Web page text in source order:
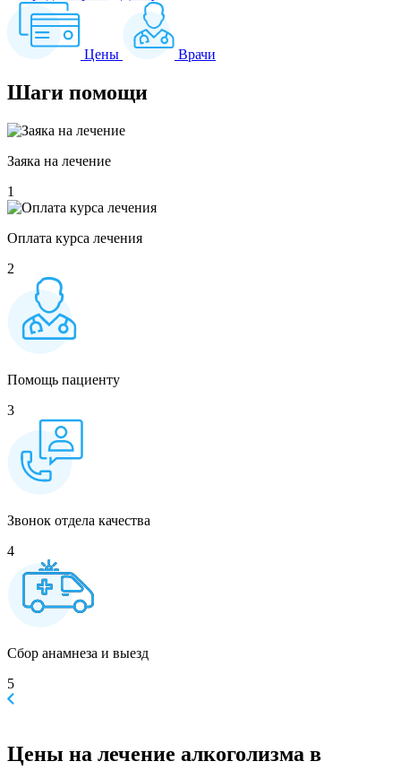
Цены Врачи
Шаги помощи
Заяка на лечение
1
Оплата курса лечения
2
Помощь пациенту
3
Звонок отдела качества
4
Сбор анамнеза и выезд
5
Цены на лечение алкоголизма в